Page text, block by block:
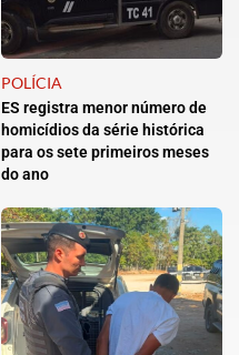
POLÍCIA
ES registra menor número de
homicídios da série histórica
para os sete primeiros meses
do ano